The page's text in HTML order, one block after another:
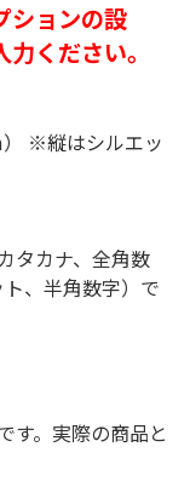
ションの設
ください。
※縦はシルエッ
タカナ、全角数
、半角数字）で
す。実際の商品と